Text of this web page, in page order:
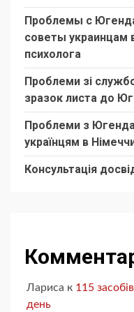
Проблемы с
советы украинцам
психолога
Проблеми зі
зразок листа до
Проблеми з
українцям в
Консультація
Лариса к 115
день